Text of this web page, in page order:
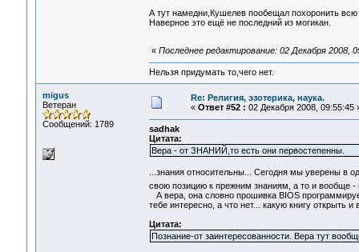
А тут намедни,Кушелев пообещал похоронить
Наверное это ещё не последний из могикан.
« Последнее редактирование: 02 Декабря 2008,
Нельзя придумать то,чего нет.
migus
Ветеран
Сообщений: 1789
Re: Религия, эзотерика, наука.
« Ответ #52 : 02 Декабря 2008, 09:55:45
sadhak
Цитата:
Вера - от ЗНАНИЙ,то есть они первостепенны.
...знания относительны... Сегодня мы уверены в
свою позицию к прежним знаниям, а то и вообще
А вера, она словно прошивка BIOS
тебе интересно, а что нет... какую книгу открыть
Цитата:
Познание-от заинтересованности. Вера тут